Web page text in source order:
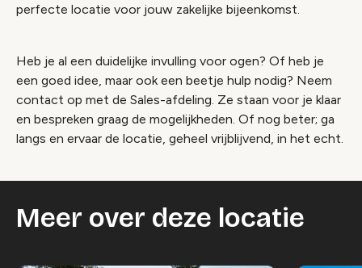
perfecte locatie voor jouw zakelijke bijeenkomst.
Heb je al een duidelijke invulling voor ogen? Of heb je
een goed idee, maar ook een beetje hulp nodig? Neem
contact op met de Sales-afdeling. Ze staan voor je klaar
en bespreken graag de mogelijkheden. Of nog beter; ga
langs en ervaar de locatie, geheel vrijblijvend, in het echt.
Meer over deze locatie